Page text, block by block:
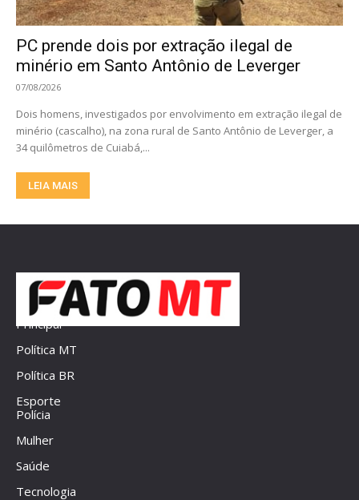
PC prende dois por extração ilegal de
minério em Santo Antônio de Leverger
07/08/2026
Dois homens, investigados por envolvimento em extração ilegal de
minério (cascalho), na zona rural de Santo Antônio de Leverger, a
34 quilômetros de Cuiabá,...
LEIA MAIS
Principal
Política MT
Política BR
Esporte
Polícia
Mulher
Saúde
Tecnologia